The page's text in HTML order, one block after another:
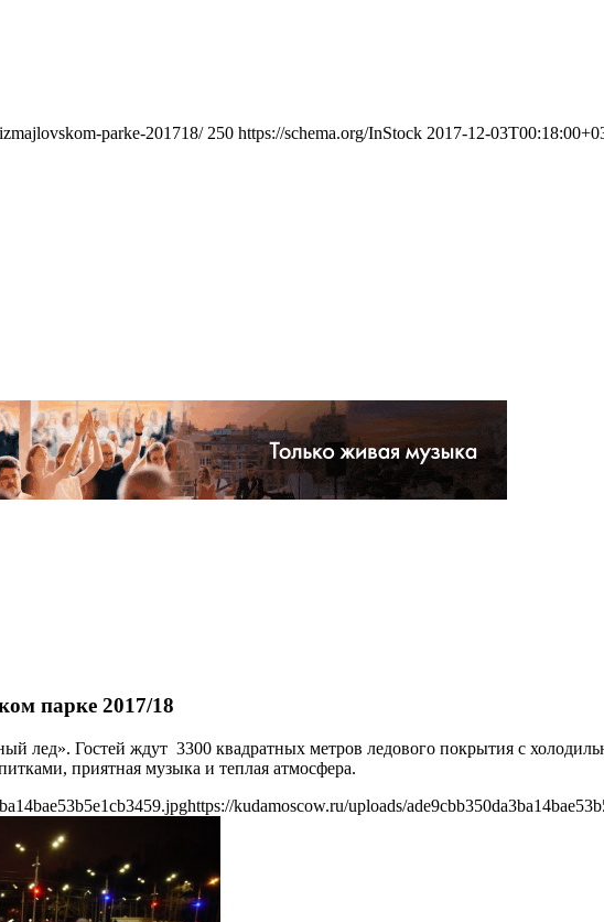
parke-201718/ 250 https://schema.org/InStock 2017-12-
парке 2017/18
лед». Гостей ждут 3300 квадратных метров ледового покрытия с
приятная музыка и теплая атмосфера.
https://kudamoscow.ru/uploads/